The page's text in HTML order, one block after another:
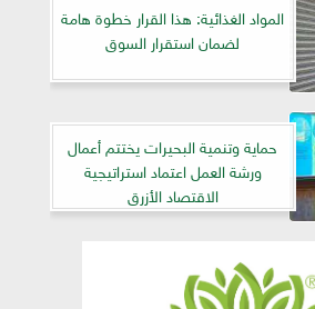
المواد الغذائية: هذا القرار خطوة هامة
لضمان استقرار السوق
حماية وتنمية البحيرات يختتم أعمال
ورشة العمل اعتماد استراتيجية
الاقتصاد الأزرق